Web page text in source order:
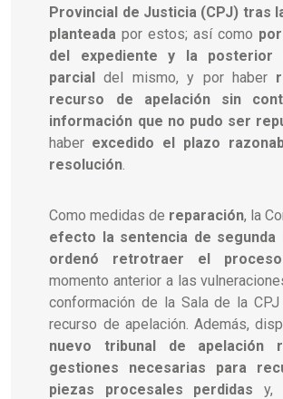
Provincial de Justicia (CPJ) tras
planteada por estos; así como
del expediente y la posterior
parcialdel mismo, y por haber
recurso de apelación sin
información que no pudo ser
haber excedido el plazo
resolución.
Como medidas de reparación, la
efecto la sentencia de segunda
ordenó retrotraer el proceso
momento anterior a las
conformación de la Sala de la
recurso de apelación. Además,
nuevo tribunal de apelación
gestiones necesarias para
piezas procesales perdidas y,